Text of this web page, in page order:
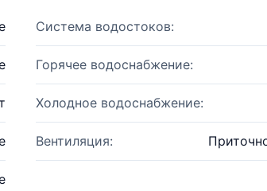
Система водостоков:
Горячее водоснабжение:
Холодное водоснабжение:
Вентиляция: